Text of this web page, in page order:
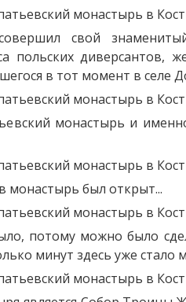
свой
польских диверсантов,
в тот момент в селе
монастырь и
монастырь был открыт...
потому можно было
минут здесь уже стало